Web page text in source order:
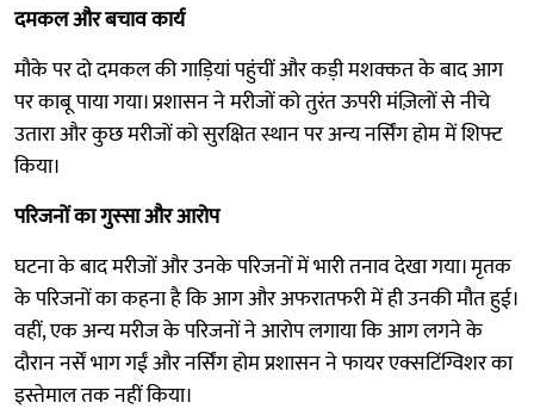
दमकल और बचाव कार्य
मौके पर दो दमकल की गाड़ियां पहुंचीं और कड़ी मशक्कत के बाद आग
पर काबू पाया गया। प्रशासन ने मरीजों को तुरंत ऊपरी मंज़िलों से नीचे
उतारा और कुछ मरीजों को सुरक्षित स्थान पर अन्य नर्सिंग होम में शिफ्ट
किया।
परिजनों का गुस्सा और आरोप
घटना के बाद मरीजों और उनके परिजनों में भारी तनाव देखा गया। मृतक
के परिजनों का कहना है कि आग और अफरातफरी में ही उनकी मौत हुई।
वहीं, एक अन्य मरीज के परिजनों ने आरोप लगाया कि आग लगने के
दौरान नर्सें भाग गईं और नर्सिंग होम प्रशासन ने फायर एक्सटिंग्विशर का
इस्तेमाल तक नहीं किया।